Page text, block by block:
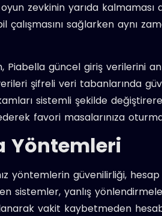
zevkinin yarıda kalmaması
sağlarken aynı
Piabella güncel giriş verilerini
şifreli veri tabanlarında
sistemli şekilde
favori masalarınıza
Yöntemleri
yöntemlerin güvenilirliği,
sistemler, yanlış
vakit kaybetmeden